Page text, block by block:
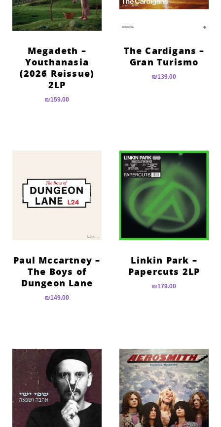
The Cardigans –
Gran Turismo
₪139.00
Megadeth –
Youthanasia
(2026 Reissue)
2LP
₪159.00
Linkin Park –
Papercuts 2LP
₪179.00
Paul Mccartney –
The Boys of
Dungeon Lane
₪149.00